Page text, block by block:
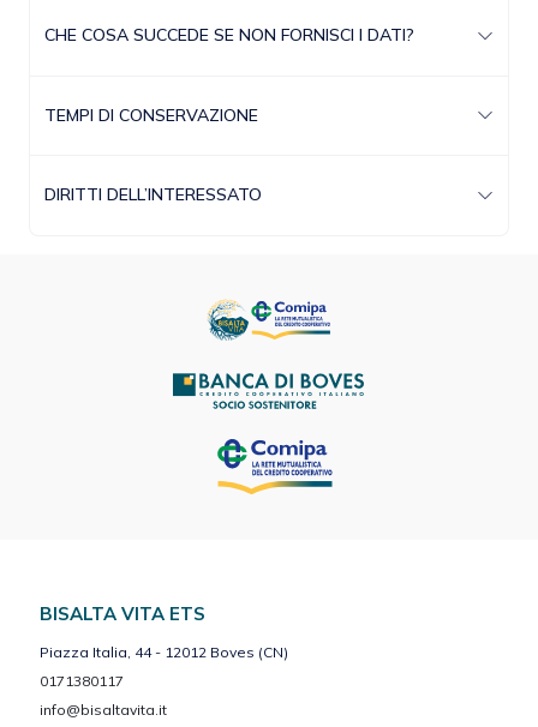
CHE COSA SUCCEDE SE NON FORNISCI I DATI?
TEMPI DI CONSERVAZIONE
DIRITTI DELL’INTERESSATO
BISALTA VITA ETS
Piazza Italia, 44 - 12012 Boves (CN)
0171380117
info@bisaltavita.it